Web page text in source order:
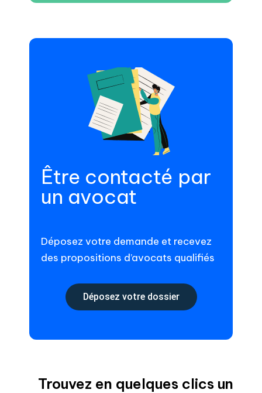
Être contacté par
un avocat
Déposez votre demande et recevez
des propositions d’avocats qualifiés
Déposez votre dossier
Trouvez en quelques clics un